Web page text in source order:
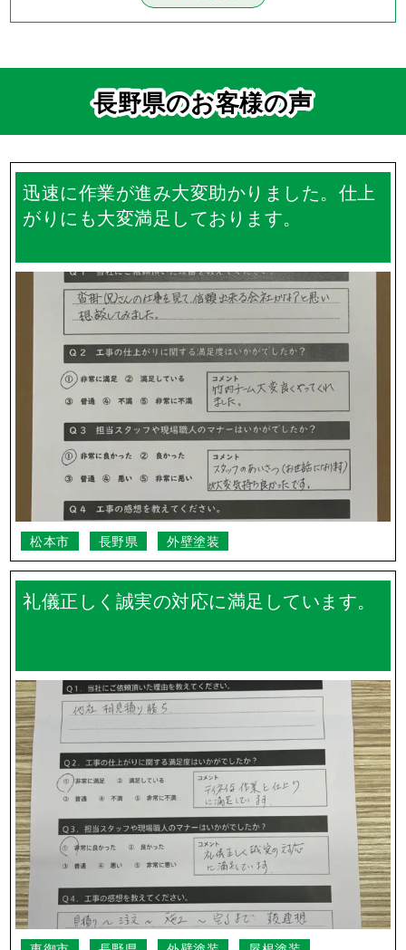
長野県のお客様の声
迅速に作業が進み大変助かりました。仕上
がりにも大変満足しております。
松本市 長野県 外壁塗装
礼儀正しく誠実の対応に満足しています。